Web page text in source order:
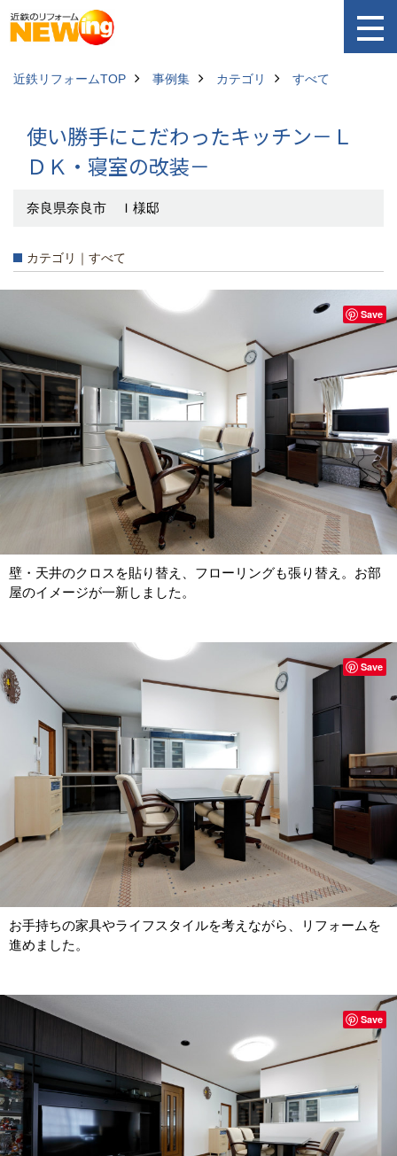
近鉄リフォームTOP 事例集 カテゴリ すべて
使い勝手にこだわったキッチン－Ｌ
ＤＫ・寝室の改装－
奈良県奈良市 Ｉ様邸
カテゴリ｜すべて
壁・天井のクロスを貼り替え、フローリングも張り替え。お部
屋のイメージが一新しました。
Save
お手持ちの家具やライフスタイルを考えながら、リフォームを
進めました。
Save
Save